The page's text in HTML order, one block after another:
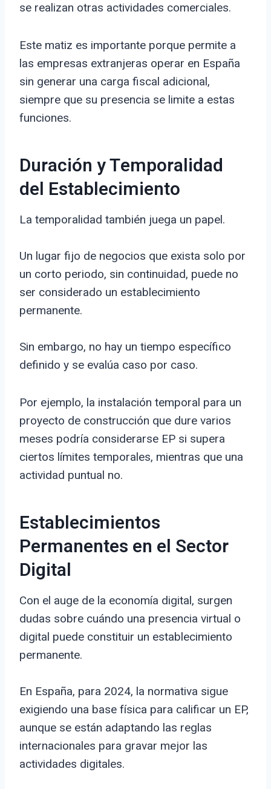
se realizan otras actividades comerciales.
Este matiz es importante porque permite a
las empresas extranjeras operar en España
sin generar una carga fiscal adicional,
siempre que su presencia se limite a estas
funciones.
Duración y Temporalidad
del Establecimiento
La temporalidad también juega un papel.
Un lugar fijo de negocios que exista solo por
un corto periodo, sin continuidad, puede no
ser considerado un establecimiento
permanente.
Sin embargo, no hay un tiempo específico
definido y se evalúa caso por caso.
Por ejemplo, la instalación temporal para un
proyecto de construcción que dure varios
meses podría considerarse EP si supera
ciertos límites temporales, mientras que una
actividad puntual no.
Establecimientos
Permanentes en el Sector
Digital
Con el auge de la economía digital, surgen
dudas sobre cuándo una presencia virtual o
digital puede constituir un establecimiento
permanente.
En España, para 2024, la normativa sigue
exigiendo una base física para calificar un EP,
aunque se están adaptando las reglas
internacionales para gravar mejor las
actividades digitales.